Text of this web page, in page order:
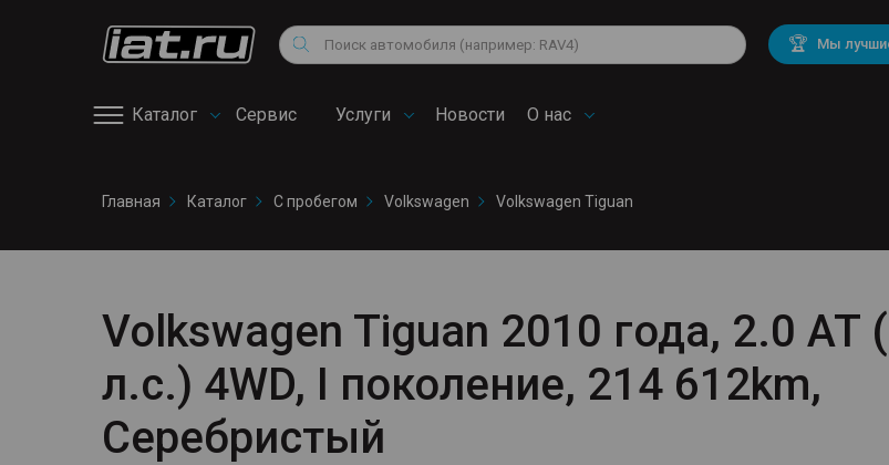
Поиск 🏆 Мы
Каталог Сервис
сервис
Услуги Новости О нас
Снегоходы
Квадроциклы
Volkswagen
Mitsubishi
Audi
Chevrolet
Главная Каталог С пробегом Volkswagen Volkswagen Tiguan
Volkswagen Tiguan 2010 года, 2.0 AT
л.с.) 4WD, I поколение, 214 612km,
Серебристый